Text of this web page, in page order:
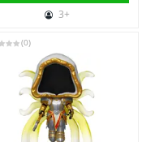
3+
(0)